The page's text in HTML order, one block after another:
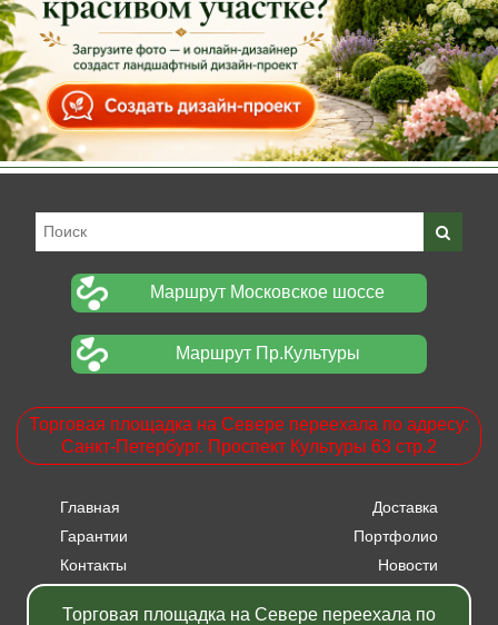
Маршрут Московское шоссе
Маршрут Пр.Культуры
Торговая площадка на Севере переехала по адресу:
Санкт-Петербург. Проспект Культуры 63 стр.2
Главная
Доставка
Гарантии
Портфолио
Контакты
Новости
Торговая площадка на Севере переехала по